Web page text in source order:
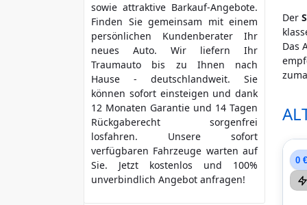
sowie attraktive Barkauf-Angebote.
Finden Sie gemeinsam mit einem
persönlichen Kundenberater Ihr
neues Auto. Wir liefern Ihr
Traumauto bis zu Ihnen nach
Hause - deutschlandweit. Sie
können sofort einsteigen und dank
12 Monaten Garantie und 14 Tagen
Rückgaberecht sorgenfrei
losfahren. Unsere sofort
verfügbaren Fahrzeuge warten auf
Sie. Jetzt kostenlos und 100%
unverbindlich Angebot anfragen!
Der
Das
0